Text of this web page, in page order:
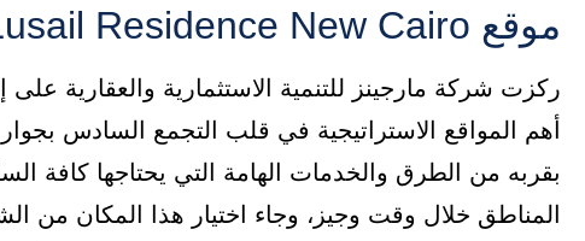
موقع Lusail Residence New Cairo
أهم المواقع الاستراتيجية في قلب التجمع السادس
بقربه من الطرق والخدمات الهامة التي يحتاجها كافة
المناطق خلال وقت وجيز، وجاء اختيار هذا المكان من